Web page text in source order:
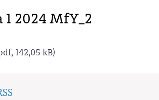
1 2024 MfY_2
142,05 kB)